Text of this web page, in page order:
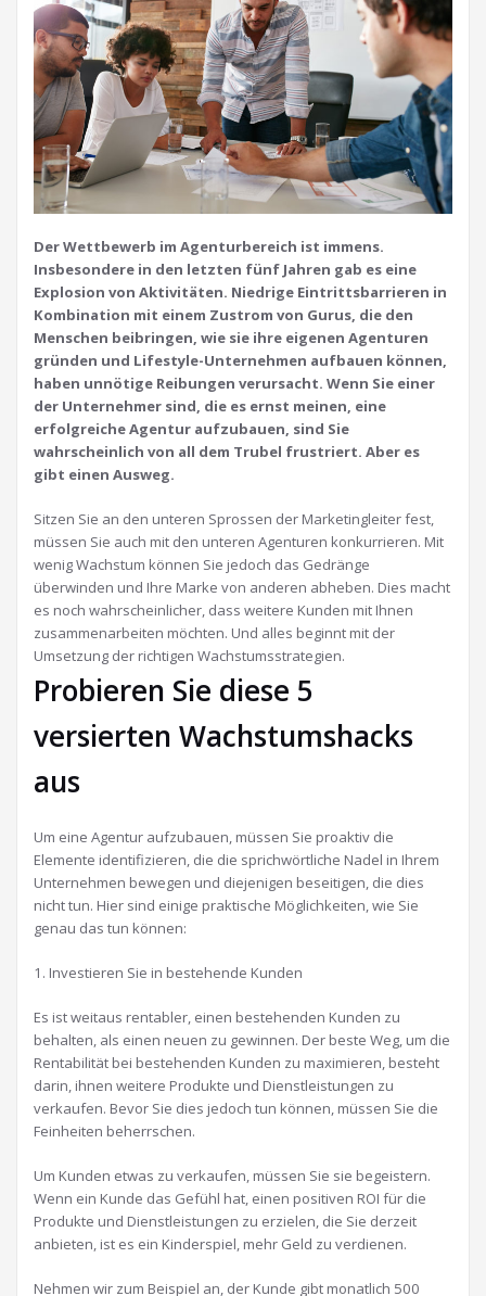
Der Wettbewerb im Agenturbereich ist immens.
Insbesondere in den letzten fünf Jahren gab es eine
Explosion von Aktivitäten. Niedrige Eintrittsbarrieren in
Kombination mit einem Zustrom von Gurus, die den
Menschen beibringen, wie sie ihre eigenen Agenturen
gründen und Lifestyle-Unternehmen aufbauen können,
haben unnötige Reibungen verursacht. Wenn Sie einer
der Unternehmer sind, die es ernst meinen, eine
erfolgreiche Agentur aufzubauen, sind Sie
wahrscheinlich von all dem Trubel frustriert. Aber es
gibt einen Ausweg.
Sitzen Sie an den unteren Sprossen der Marketingleiter fest,
müssen Sie auch mit den unteren Agenturen konkurrieren. Mit
wenig Wachstum können Sie jedoch das Gedränge
überwinden und Ihre Marke von anderen abheben. Dies macht
es noch wahrscheinlicher, dass weitere Kunden mit Ihnen
zusammenarbeiten möchten. Und alles beginnt mit der
Umsetzung der richtigen Wachstumsstrategien.
Probieren Sie diese 5
versierten Wachstumshacks
aus
Um eine Agentur aufzubauen, müssen Sie proaktiv die
Elemente identifizieren, die die sprichwörtliche Nadel in Ihrem
Unternehmen bewegen und diejenigen beseitigen, die dies
nicht tun. Hier sind einige praktische Möglichkeiten, wie Sie
genau das tun können:
1. Investieren Sie in bestehende Kunden
Es ist weitaus rentabler, einen bestehenden Kunden zu
behalten, als einen neuen zu gewinnen. Der beste Weg, um die
Rentabilität bei bestehenden Kunden zu maximieren, besteht
darin, ihnen weitere Produkte und Dienstleistungen zu
verkaufen. Bevor Sie dies jedoch tun können, müssen Sie die
Feinheiten beherrschen.
Um Kunden etwas zu verkaufen, müssen Sie sie begeistern.
Wenn ein Kunde das Gefühl hat, einen positiven ROI für die
Produkte und Dienstleistungen zu erzielen, die Sie derzeit
anbieten, ist es ein Kinderspiel, mehr Geld zu verdienen.
Nehmen wir zum Beispiel an, der Kunde gibt monatlich 500